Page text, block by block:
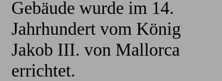
Gebäude wurde im 14.
Jahrhundert vom König
Jakob III. von Mallorca
errichtet.